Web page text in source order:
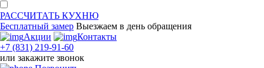
РАССЧИТАТЬ КУХНЮ
Бесплатный замер Выезжаем в день обращения
Акции
Контакты
+7 (831) 219-91-60
или закажите звонок